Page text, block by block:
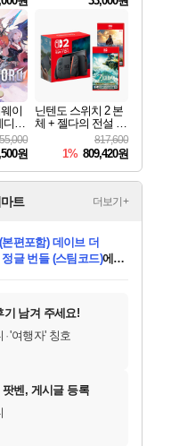
이
디션
원
닌텐도 스위치 2 본
체 + 젤다의 전설 티
어스 오브 더 킹덤
닌텐도 스위치 2 에
디션 + 젤다의 전설
브레스 오브 더 와
일드 닌텐도 스위치
2 에디션 번들
817,600
1% 809,420원
트 더보기+
다.
(본편포함) 데이브 더
글 번들 (스팀코드)에
다.
다.
다.
다.
다.드) 를 교환.
다.
기 남겨 주세요!
·'여행자' 칭호
팟벤, 게시글 등록